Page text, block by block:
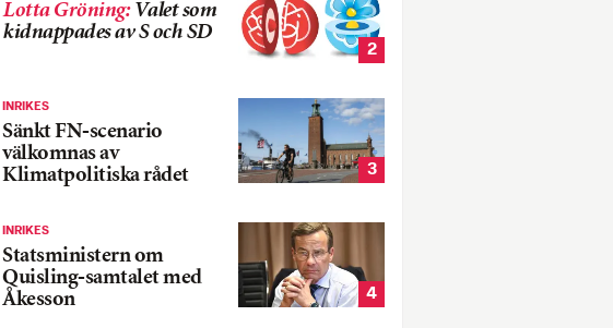
Lotta Gröning: Valet som
kidnappades av S och SD
2
INRIKES
Sänkt FN-scenario
välkomnas av
Klimatpolitiska rådet
3
INRIKES
Statsministern om
Quisling-samtalet med
Åkesson
4